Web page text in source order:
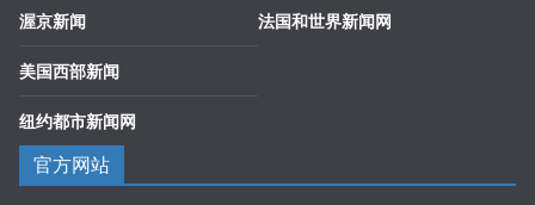
渥京新闻
美国西部新闻
纽约都市新闻网
法国和世界新闻网
官方网站